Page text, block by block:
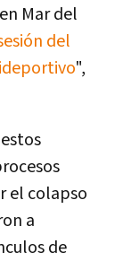
Mar del
del
",
el colapso
a
de